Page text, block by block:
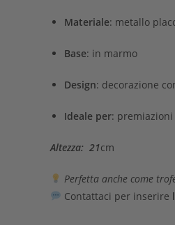
Materiale: metallo
Base: in marmo
Design: decorazione
Ideale per: premiazioni
Altezza: 21cm
Perfetta anche come
Contattaci per inserire